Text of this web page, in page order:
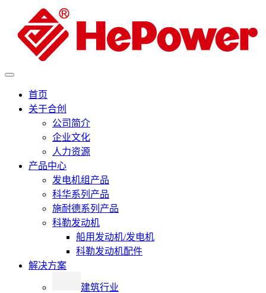
首页
关于合创
公司简介
企业文化
人力资源
产品中心
发电机组产品
科华系列产品
施耐德系列产品
科勒发动机
船用发动机/发电机
科勒发动机配件
解决方案
建筑行业